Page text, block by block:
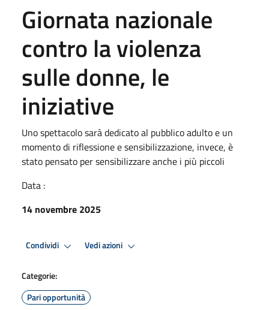
Giornata nazionale
contro la violenza
sulle donne, le
iniziative
Uno spettacolo sarà dedicato al pubblico adulto e un
momento di riflessione e sensibilizzazione, invece, è
stato pensato per sensibilizzare anche i più piccoli
Data :
14 novembre 2025
Condividi Vedi azioni
Categorie:
Pari opportunità